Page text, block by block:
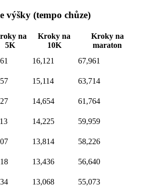
(tempo chůze)
na
5K
Kroky na
10K
Kroky na
maraton
16,121
67,961
15,114
63,714
14,654
61,764
14,225
59,959
13,814
58,226
13,436
56,640
13,068
55,073